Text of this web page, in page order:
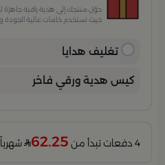
حوّل منتجك إلى هدية راقية جاهزة
حيث نستخدم خامات عالية
تغليف هدايا
كيس هدية ورقي فاخر
4 دفعات تبدأ من 62.25 شهرياً